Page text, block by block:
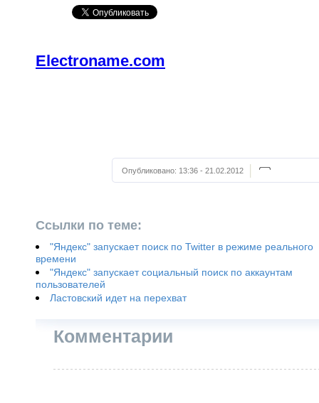
Electroname.com
Опубликовано: 13:36 - 21.02.2012
Ссылки по теме:
"Яндекс" запускает поиск по Twitter в режиме реального
времени
"Яндекс" запускает социальный поиск по аккаунтам
пользователей
Ластовский идет на перехват
Комментарии